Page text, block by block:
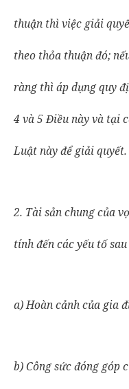
thuận thì việc giải
theo thỏa thuận đó;
ràng thì áp dụng quy
4 và 5 Điều này và tại
Luật này để giải quyết.
2. Tài sản chung của
tính đến các yếu tố
a) Hoàn cảnh của gia
b) Công sức đóng góp